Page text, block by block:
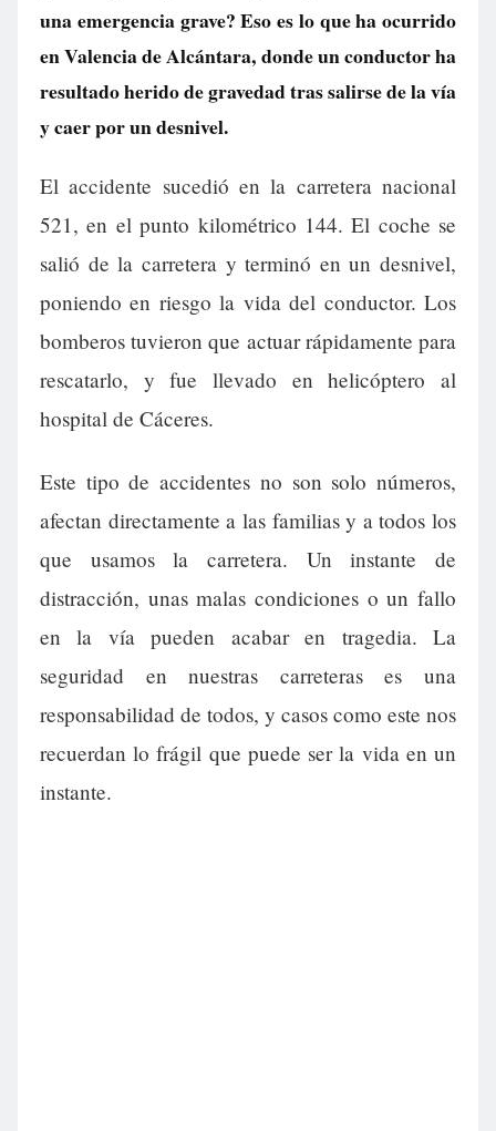
una emergencia grave? Eso es lo que ha ocurrido
en Valencia de Alcántara, donde un conductor ha
resultado herido de gravedad tras salirse de la vía
y caer por un desnivel.
El accidente sucedió en la carretera nacional
521, en el punto kilométrico 144. El coche se
salió de la carretera y terminó en un desnivel,
poniendo en riesgo la vida del conductor. Los
bomberos tuvieron que actuar rápidamente para
rescatarlo, y fue llevado en helicóptero al
hospital de Cáceres.
Este tipo de accidentes no son solo números,
afectan directamente a las familias y a todos los
que usamos la carretera. Un instante de
distracción, unas malas condiciones o un fallo
en la vía pueden acabar en tragedia. La
seguridad en nuestras carreteras es una
responsabilidad de todos, y casos como este nos
recuerdan lo frágil que puede ser la vida en un
instante.